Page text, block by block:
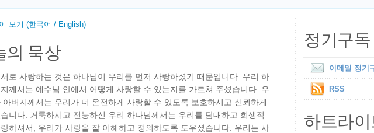
보기 (한국어 / English)
의 묵상
로 사랑하는 것은 하나님이 우리를 먼저 사랑하셨기 때문입니다. 우리 하
께서는 예수님 안에서 어떻게 사랑할 수 있는지를 가르쳐 주셨습니다. 우
아버지께서는 우리가 더 온전하게 사랑할 수 있도록 보호하시고 신뢰하게
니다. 거룩하시고 전능하신 우리 하나님께서는 우리를 담대하고 희생적
하셔서, 우리가 사랑을 잘 이해하고 정의하도록 도우셨습니다. 우리는 사
정기구독
이메일 정기
RSS
하트라